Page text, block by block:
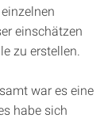
einschätzen
zu erstellen.
war es eine
habe sich